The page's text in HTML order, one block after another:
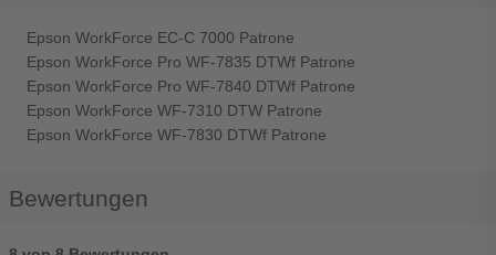
Epson WorkForce EC-C 7000 Patrone
Epson WorkForce Pro WF-7835 DTWf Patrone
Epson WorkForce Pro WF-7840 DTWf Patrone
Epson WorkForce WF-7310 DTW Patrone
Epson WorkForce WF-7830 DTWf Patrone
Bewertungen